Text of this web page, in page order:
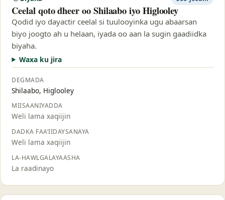
Ceelal qoto dheer oo Shilaabo iyo Higlooley
Qodid iyo dayactir ceelal si tuulooyinka ugu abaarsan
biyo joogto ah u helaan, iyada oo aan la sugin gaadiidka
biyaha.
Waxa ku jira
DEGMADA
Shilaabo, Higlooley
MIISAANIYADDA
Weli lama xaqiijin
DADKA FAA’IIDAYSANAYA
Weli lama xaqiijin
LA-HAWLGALAYAASHA
La raadinayo